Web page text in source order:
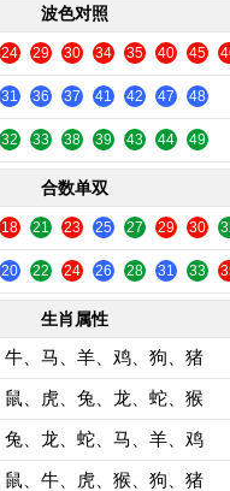
波色对照
24 29 30 34 35 40 45
31 36 37 41 42 47 48
32 33 38 39 43 44 49
合数单双
18 21 23 25 27 29 30
20 22 24 26 28 31 33
生肖属性
牛、马、羊、鸡、狗、猪
鼠、虎、兔、龙、蛇、猴
兔、龙、蛇、马、羊、鸡
鼠、牛、虎、猴、狗、猪